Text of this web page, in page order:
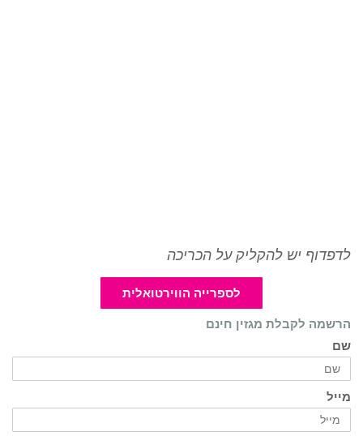
לדפדוף יש להקליק על הכריכה
לספרייה הווירטואלית
הרשמה לקבלת מגזין חינם
שם
מייל